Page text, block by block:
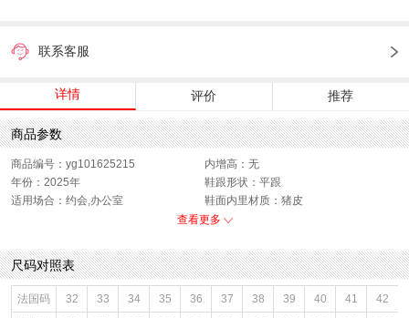
联系客服
详情 评价 推荐
商品参数
商品编号：yg101625215
内增高：无
年份：2025年
鞋跟形状：平跟
适用场合：约会,办公室
鞋面内里材质：猪皮
开口深度：浅口
上市时间：2025年春季
鞋底材质：橡胶底
参考鞋宽(女)：7.5CM
色系：棕色
鞋类流行款式：玛丽珍鞋
流行元素：擦色
参考标准尺码：36码
厂家地址：上海市虹口区中山北二路
查看更多
尺码对照表
法国码 32 33 34 35 36 37 38 39 40 41 42